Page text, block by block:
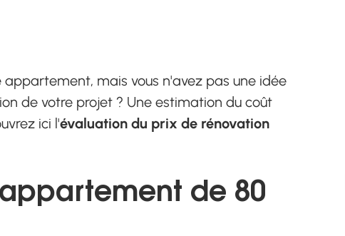
mais vous n'avez pas une idée
de votre projet ? Une estimation du coût
ici l'évaluation du prix de rénovation
de 80